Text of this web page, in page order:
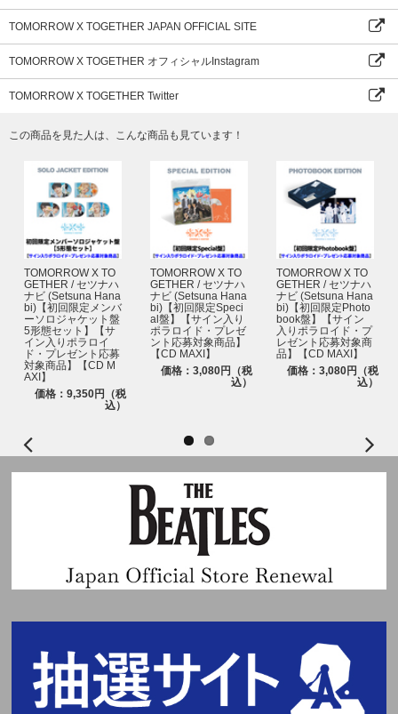
サイン入りポラロイド・プレゼント企画の詳細はこちらをご確認くださ
＜お問い合わせ＞
★UNIVERSAL MUSIC STORE ANNEXカスタマー・サポート(旧サイト)
営業時間：月～金 10：00～17：00(土日祝日、年末年始を除く)
イン受信許可設定をお願いいたします。
＊営業時間外のお問い合わせは、翌営業日以降の回答とさせていただきま
よくあるご質問はこちら
お問い合わせはこちら
TOMORROW X TOGETHER JAPAN OFFICIAL SITE
TOMORROW X TOGETHER オフィシャルInstagram
TOMORROW X TOGETHER Twitter
この商品を見た人は、こんな商品も見ています！
TOMORROW X TO
GETHER / セツナハ
ナビ (Setsuna Hana
bi)【初回限定メンバ
ーソロジャケット盤
5形態セット】【サ
イン入りポラロイ
ド・プレゼント応募
対象商品】【CD M
AXI】
価格：9,350円（税
込）
TOMORROW X TO
GETHER / セツナハ
ナビ (Setsuna Hana
bi)【初回限定Speci
al盤】【サイン入り
ポラロイド・プレゼ
ント応募対象商品】
【CD MAXI】
価格：3,080円（税
込）
TOMORROW X TO
GETHER / セツナハ
ナビ (Setsuna Hana
bi)【初回限定Photo
book盤】【サイン
入りポラロイド・プ
レゼント応募対象商
品】【CD MAXI】
価格：3,080円（税
込）